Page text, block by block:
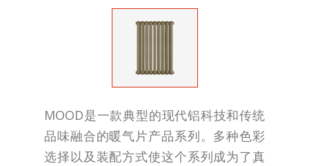
MOOD是一款典型的现代铝科技和传统
品味融合的暖气片产品系列。多种色彩
选择以及装配方式使这个系列成为了真